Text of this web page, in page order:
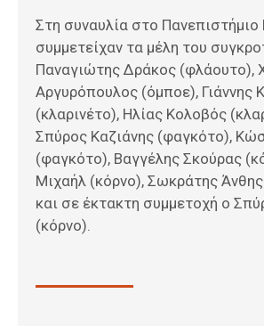
Στη συναυλία στο Πανεπιστήμιο
συμμετείχαν τα μέλη του
Παναγιώτης Δράκος (φλάουτο),
Αργυρόπουλος (όμποε), Γιάννης
(κλαρινέτο), Ηλίας Κολοβός
Σπύρος Καζιάνης (φαγκότο),
(φαγκότο), Βαγγέλης Σκούρας
Μιχαήλ (κόρνο), Σωκράτης
και σε έκτακτη συμμετοχή ο
(κόρνο).